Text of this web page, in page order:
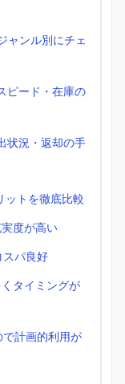
ャンル別にチェ
ピード・在庫の
状況・返却の手
ットを徹底比較
度が高い
スパ良好
タイミングが
計画的利用が